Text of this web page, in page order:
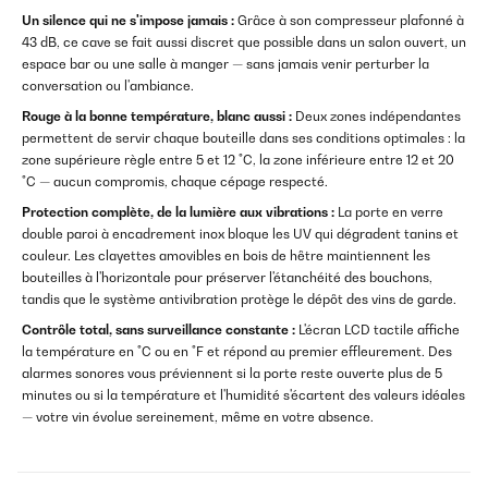
Un silence qui ne s'impose jamais : Grâce à son compresseur plafonné à
43 dB, ce cave se fait aussi discret que possible dans un salon ouvert, un
espace bar ou une salle à manger — sans jamais venir perturber la
conversation ou l'ambiance.
Rouge à la bonne température, blanc aussi : Deux zones indépendantes
permettent de servir chaque bouteille dans ses conditions optimales : la
zone supérieure règle entre 5 et 12 °C, la zone inférieure entre 12 et 20
°C — aucun compromis, chaque cépage respecté.
Protection complète, de la lumière aux vibrations : La porte en verre
double paroi à encadrement inox bloque les UV qui dégradent tanins et
couleur. Les clayettes amovibles en bois de hêtre maintiennent les
bouteilles à l'horizontale pour préserver l'étanchéité des bouchons,
tandis que le système antivibration protège le dépôt des vins de garde.
Contrôle total, sans surveillance constante : L'écran LCD tactile affiche
la température en °C ou en °F et répond au premier effleurement. Des
alarmes sonores vous préviennent si la porte reste ouverte plus de 5
minutes ou si la température et l'humidité s'écartent des valeurs idéales
— votre vin évolue sereinement, même en votre absence.